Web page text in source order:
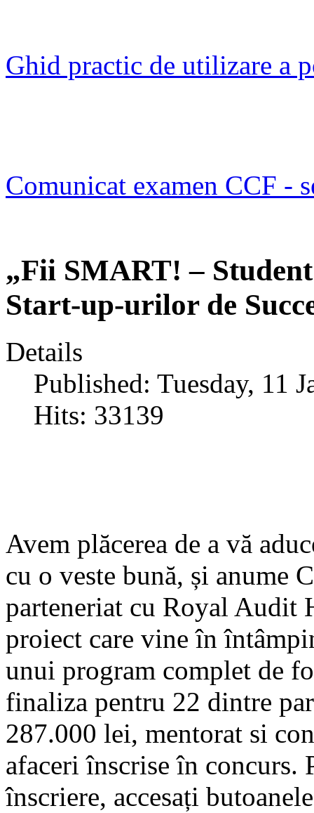
Ghid practic de utilizare a
Comunicat examen CCF -
„Fii SMART! –
Start-up-urilor de
Details
Published: Tuesday, 11
Hits: 33139
Avem plăcerea de a vă
cu o veste bună, și anume
parteneriat cu Royal Audit
proiect care vine în
unui program complet de
finaliza pentru 22 dintre
287.000 lei, mentorat si
afaceri înscrise în concurs.
înscriere, accesați